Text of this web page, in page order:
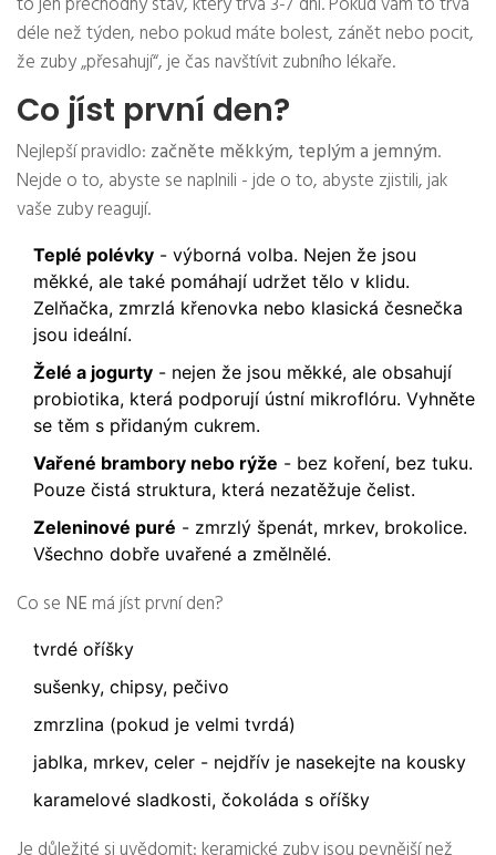
déle než týden, nebo pokud máte bolest, zánět nebo pocit,
že zuby „přesahují“, je čas navštívit zubního lékaře.
Co jíst první den?
Nejlepší pravidlo: začněte měkkým, teplým a jemným.
Nejde o to, abyste se naplnili - jde o to, abyste zjistili, jak
vaše zuby reagují.
Teplé polévky - výborná volba. Nejen že jsou
měkké, ale také pomáhají udržet tělo v klidu.
Zelňačka, zmrzlá křenovka nebo klasická česnečka
jsou ideální.
Želé a jogurty - nejen že jsou měkké, ale obsahují
probiotika, která podporují ústní mikroflóru. Vyhněte
se těm s přidaným cukrem.
Vařené brambory nebo rýže - bez koření, bez tuku.
Pouze čistá struktura, která nezatěžuje čelist.
Zeleninové puré - zmrzlý špenát, mrkev, brokolice.
Všechno dobře uvařené a změlnělé.
Co se NE má jíst první den?
tvrdé oříšky
sušenky, chipsy, pečivo
zmrzlina (pokud je velmi tvrdá)
jablka, mrkev, celer - nejdřív je nasekejte na kousky
karamelové sladkosti, čokoláda s oříšky